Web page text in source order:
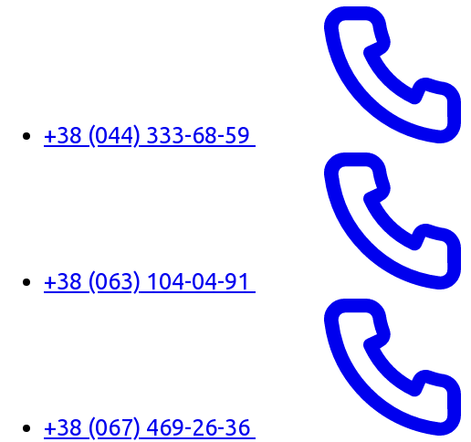
+38 (044) 333-68-59
+38 (063) 104-04-91
+38 (067) 469-26-36